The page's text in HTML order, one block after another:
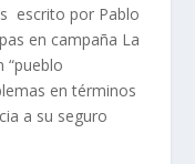
escrito por Pablo
en campaña La
“pueblo
en términos
a su seguro